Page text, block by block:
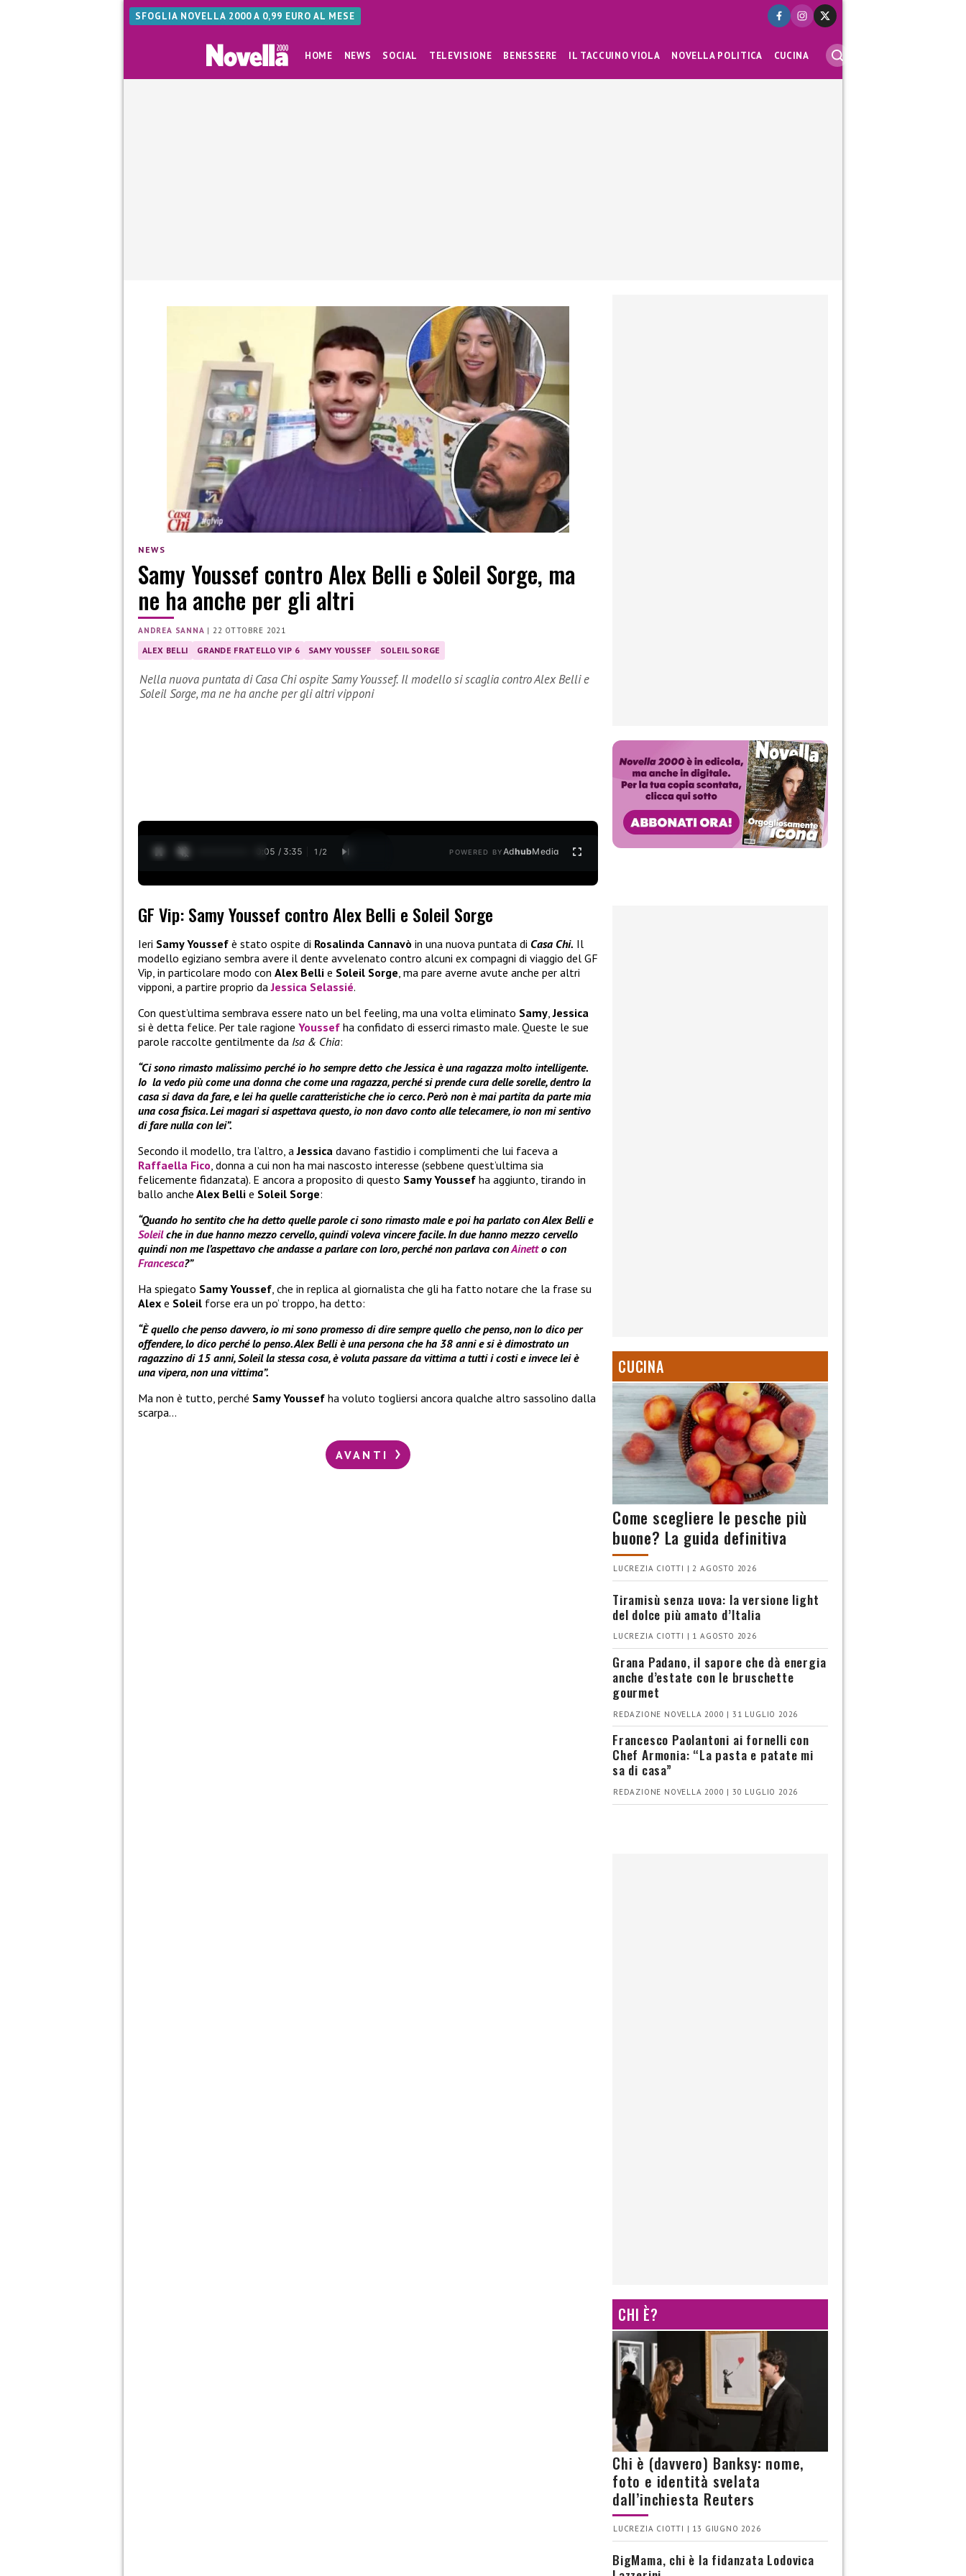
SFOGLIA NOVELLA 2000 A 0,99 EURO AL MESE
HOME NEWS SOCIAL TELEVISIONE BENESSERE IL TACCUINO VIOLA NOVELLA POLITICA CUCINA
NEWS
Samy Youssef contro Alex Belli e Soleil Sorge, ma
ne ha anche per gli altri
ANDREA SANNA |22 OTTOBRE 2021
ALEX BELLI GRANDE FRATELLO VIP 6 SAMY YOUSSEF SOLEIL SORGE
Nella nuova puntata di Casa Chi ospite Samy Youssef. Il modello si scaglia contro Alex Belli e
Soleil Sorge, ma ne ha anche per gli altri vipponi
0:06 / 3:35 1 /2 POWERED BYAdhubMedia
GF Vip: Samy Youssef contro Alex Belli e Soleil Sorge
Ieri Samy Youssef è stato ospite di Rosalinda Cannavò in una nuova puntata di Casa Chi. Il
modello egiziano sembra avere il dente avvelenato contro alcuni ex compagni di viaggio del GF
Vip, in particolare modo con Alex Belli e Soleil Sorge, ma pare averne avute anche per altri
vipponi, a partire proprio daJessica Selassié.
Con quest’ultima sembrava essere nato un bel feeling, ma una volta eliminato Samy,Jessica
si è detta felice. Per tale ragione Youssef ha confidato di esserci rimasto male. Queste le sue
parole raccolte gentilmente da Isa & Chia:
“Ci sono rimasto malissimo perché io ho sempre detto che Jessica è una ragazza molto intelligente.
Io la vedo più come una donna che come una ragazza, perché si prende cura delle sorelle, dentro la
casa si dava da fare, e lei ha quelle caratteristiche che io cerco. Però non è mai partita da parte mia
una cosa fisica. Lei magari si aspettava questo, io non davo conto alle telecamere, io non mi sentivo
di fare nulla con lei”.
Secondo il modello, tra l’altro, aJessica davano fastidio i complimenti che lui faceva a
Raffaella Fico, donna a cui non ha mai nascosto interesse (sebbene quest’ultima sia
felicemente fidanzata). E ancora a proposito di questo Samy Youssef ha aggiunto, tirando in
ballo anche Alex Belli e Soleil Sorge:
“Quando ho sentito che ha detto quelle parole ci sono rimasto male e poi ha parlato con Alex Belli e
Soleilche in due hanno mezzo cervello, quindi voleva vincere facile. In due hanno mezzo cervello
quindi non me l’aspettavo che andasse a parlare con loro, perché non parlava conAinetto con
Francesca?”
Ha spiegato Samy Youssef, che in replica al giornalista che gli ha fatto notare che la frase su
Alex e Soleil forse era un po’ troppo, ha detto:
“È quello che penso davvero, io mi sono promesso di dire sempre quello che penso, non lo dico per
offendere, lo dico perché lo penso. Alex Belli è una persona che ha 38 anni e si è dimostrato un
ragazzino di 15 anni, Soleil la stessa cosa, è voluta passare da vittima a tutti i costi e invece lei è
una vipera, non una vittima”.
Ma non è tutto, perché Samy Youssef ha voluto togliersi ancora qualche altro sassolino dalla
scarpa…
AVANTI
CUCINA
Come scegliere le pesche più
buone? La guida definitiva
LUCREZIA CIOTTI | 2 AGOSTO 2026
Tiramisù senza uova: la versione light
del dolce più amato d’Italia
LUCREZIA CIOTTI | 1 AGOSTO 2026
Grana Padano, il sapore che dà energia
anche d’estate con le bruschette
gourmet
REDAZIONE NOVELLA 2000 | 31 LUGLIO 2026
Francesco Paolantoni ai fornelli con
Chef Armonia: “La pasta e patate mi
sa di casa”
REDAZIONE NOVELLA 2000 | 30 LUGLIO 2026
CHI È?
Chi è (davvero) Banksy: nome,
foto e identità svelata
dall’inchiesta Reuters
LUCREZIA CIOTTI | 13 GIUGNO 2026
BigMama, chi è la fidanzata Lodovica